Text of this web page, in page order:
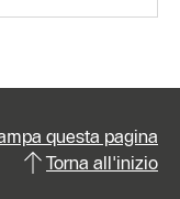
questa pagina
Torna all'inizio